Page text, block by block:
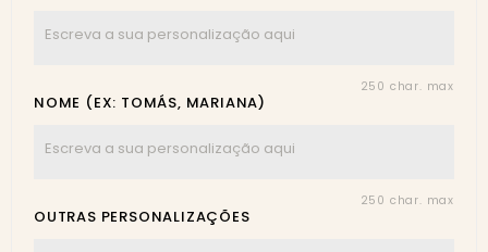
250 char. max
NOME (EX: TOMÁS, MARIANA)
250 char. max
OUTRAS PERSONALIZAÇÕES